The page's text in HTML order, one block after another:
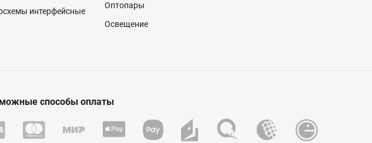
интерфейсные
Оптопары
Освещение
способы оплаты